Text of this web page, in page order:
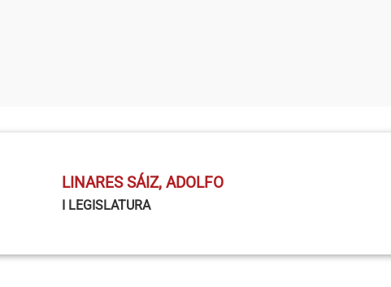
LINARES SÁIZ, ADOLFO
I LEGISLATURA